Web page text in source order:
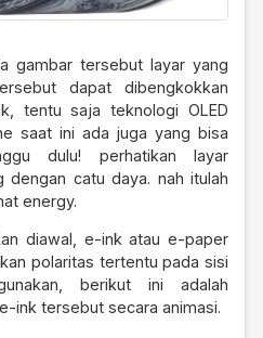
gambar tersebut layar yang
dapat dibengkokkan
tentu saja teknologi OLED
saat ini ada juga yang bisa
dulu! perhatikan layar
catu daya. nah itulah
energy.
diawal, e-ink atau e-paper
polaritas tertentu pada sisi
berikut ini adalah
ink tersebut secara animasi.